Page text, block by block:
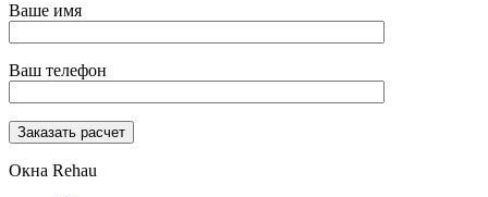
Ваше имя
Ваш телефон
Окна Rehau